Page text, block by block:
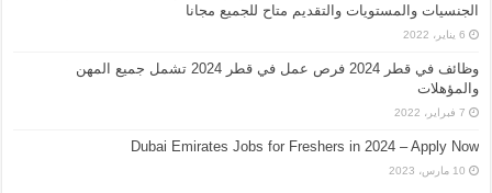
الجنسيات والمستويات والتقديم متاح للجميع مجانا
6 يناير، 2022
وظائف في قطر 2024 فرص عمل في قطر 2024 تشمل جميع المهن
والمؤهلات
7 فبراير، 2022
Dubai Emirates Jobs for Freshers in 2024 – Apply Now
10 مارس، 2023